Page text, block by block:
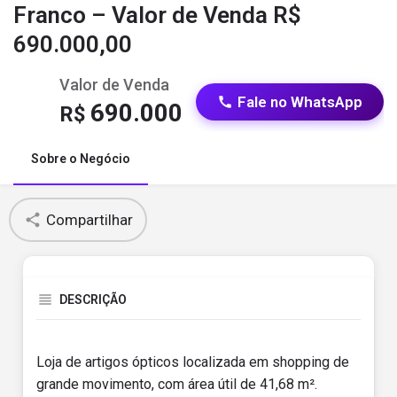
Franco – Valor de Venda R$
690.000,00
Valor de Venda
R$ 690.000 Fale no WhatsApp
Sobre o Negócio
Compartilhar
DESCRIÇÃO
Loja de artigos ópticos localizada em shopping de
grande movimento, com área útil de 41,68 m².